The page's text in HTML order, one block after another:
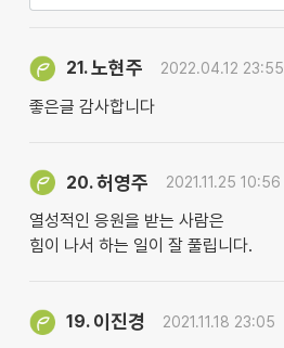
21.노현주 2022.04.12 23:55
좋은글 감사합니다
20.허영주 2021.11.25 10:56
열성적인 응원을 받는 사람은
힘이 나서 하는 일이 잘 풀립니다.
19. 이진경 2021.11.18 23:05